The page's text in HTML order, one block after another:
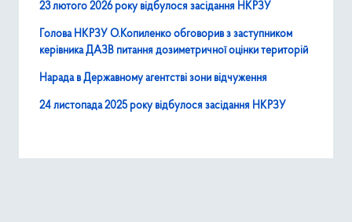
23 лютого 2026 року відбулося засідання НКРЗУ
Голова НКРЗУ О.Копиленко обговорив з заступником
керівника ДАЗВ питання дозиметричної оцінки територій
Нарада в Державному агентстві зони відчуження
24 листопада 2025 року відбулося засідання НКРЗУ